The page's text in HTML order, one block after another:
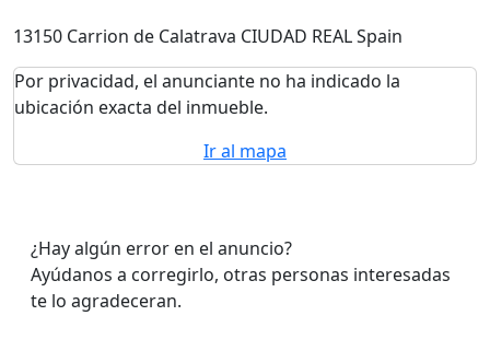
13150 Carrion de Calatrava CIUDAD REAL Spain
Por privacidad, el anunciante no ha indicado la
ubicación exacta del inmueble.
Ir al mapa
¿Hay algún error en el anuncio?
Ayúdanos a corregirlo, otras personas interesadas
te lo agradeceran.